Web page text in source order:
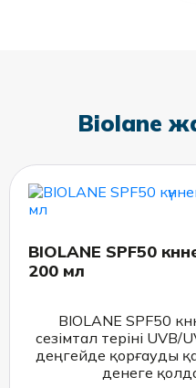
Biolane
BIOLANE SPF50
200 мл
BIOLANE SPF50
сезімтал теріні
деңгейде қорғауды
денеге